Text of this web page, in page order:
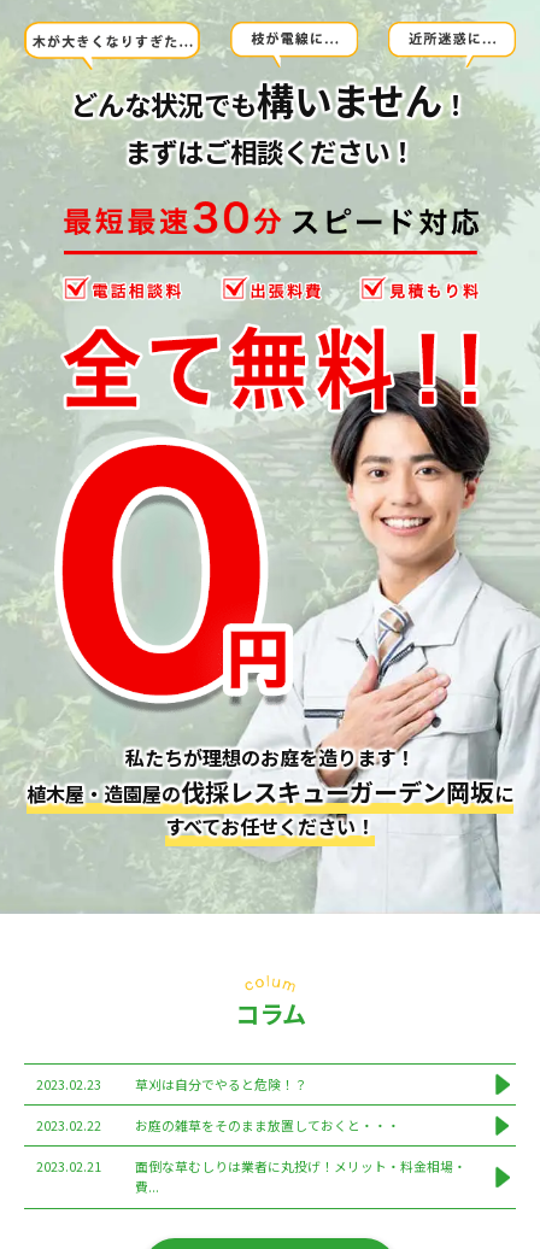
どんな状況でも構いません！
まずはご相談ください！
私たちが理想のお庭を造ります！
植木屋・造園屋の伐採レスキューガーデン岡坂に
すべてお任せください！
コラム
2023.02.23 草刈は自分でやると危険！？
2023.02.22 お庭の雑草をそのまま放置しておくと・・・
2023.02.21
面倒な草むしりは業者に丸投げ！メリット・料金相場・
費...